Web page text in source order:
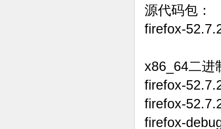
源代码包：
firefox-
x86_64二进
firefox-
firefox-
firefox-